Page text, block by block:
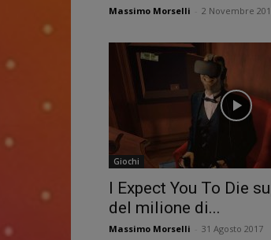
Massimo Morselli 2 Novembre
Giochi
I Expect You To Die
del milione di...
Massimo Morselli 31 Agosto 2017